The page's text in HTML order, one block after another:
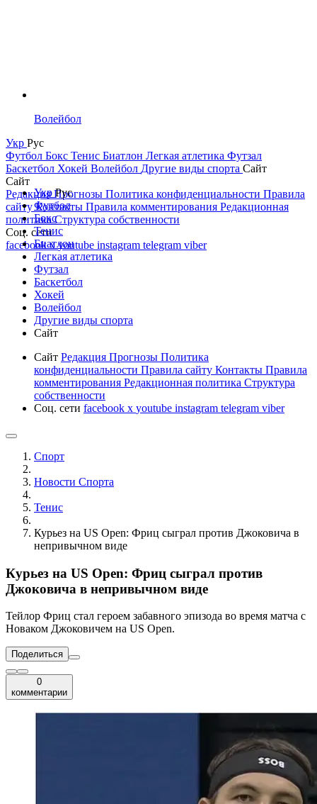
Волейбол
Укр Рус
Футбол Бокс Тенис Биатлон Легкая атлетика Футзал
Баскетбол Хокей Волейбол Другие виды спорта Сайт
Сайт
РедакцияПрогнозы Политика конфиденциальности Правила
сайтуКонтакты Правила комментирования Редакционная
политикаСтруктура собственности
Соц. сети
facebookxyoutube instagram telegram viber
УкрРус
Футбол
Бокс
Тенис
Биатлон
Легкая атлетика
Футзал
Баскетбол
Хокей
Волейбол
Другие виды спорта
Сайт
Сайт Редакция Прогнозы Политика
конфиденциальности Правила сайту Контакты Правила
комментирования Редакционная политика Структура
собственности
Соц. сети facebook x youtube instagram telegram viber
Спорт
Новости Cпорта
Тенис
Курьез на US Open: Фриц сыграл против Джоковича в
непривычном виде
Курьез на US Open: Фриц сыграл против
Джоковича в непривычном виде
Тейлор Фриц стал героем забавного эпизода во время матча с
Новаком Джоковичем на US Open.
Поделиться
0
комментарии